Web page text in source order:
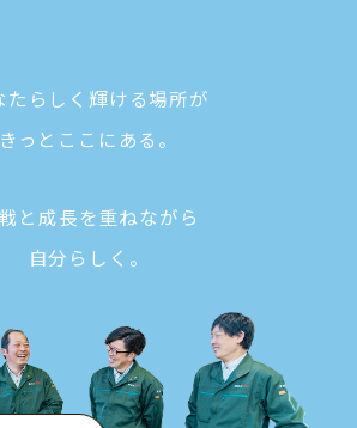
たらしく輝ける場所が
きっとここにある。
と成長を重ねながら
自分らしく。